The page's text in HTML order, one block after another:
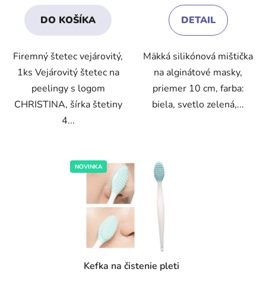
4,1
z
hviezdičiek.
DO KOŠÍKA
Firemný štetec vejárovitý,
1ks Vejárovitý štetec na
peelingy s logom
CHRISTINA, šírka štetiny
4...
5,0
z
hviezdičiek.
DETAIL
Mäkká silikónová mištička
na alginátové masky,
priemer 10 cm, farba:
biela, svetlo zelená,...
NOVINKA
Kefka na čistenie pleti